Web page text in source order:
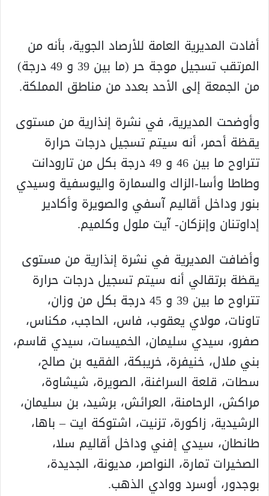
أفادت المديرية العامة للأرصاد الجوية، بأنه من
المرتقب تسجيل موجة حر (ما بين 39 و 49 درجة)
من الجمعة إلى الأحد بعدد من مناطق المملكة.
وأوضحت المديرية، في نشرة إنذارية من مستوى
يقظة أحمر، أنه سيتم تسجيل درجات حرارة
تتراوح ما بين 46 و 49 درجة بكل من تارودانت
وطاطا وأسا-الزاك والسمارة واليوسفية وسيدي
بنور وداخل أقاليم آسفي والصويرة وأكادير
إداوتنان وإنزكان- آيت ملول وكلميم.
وأضافت المديرية في نشرة إنذارية من مستوى
يقظة برتقالي أنه سيتم تسجيل درجات حرارة
تتراوح ما بين 39 و 45 درجة بكل من وزان،
تاونات، مولاي يعقوب، فاس، الحاجب، مكناس،
صفرو، سيدي سليمان، الخميسات، سيدي قاسم،
بني ملال، خنيفرة، خريبكة، الفقيه بن صالح،
سطات، قلعة السراغنة، الصويرة، شيشاوة،
مراكش، الرحامنة، العرائش، برشيد، بن سليمان،
الرشيدية، زاكورة، تزنيت، اشتوكة ايت – باها،
طانطان، سيدي إفني وداخل أقاليم سلا،
الصخيرات تمارة، النواصر، مديونة، الجديدة،
بوجدور، أوسرد ووادي الذهب.